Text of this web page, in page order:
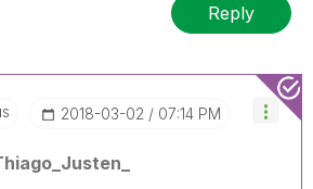
Reply
‎2018-03-02 07:14 PM